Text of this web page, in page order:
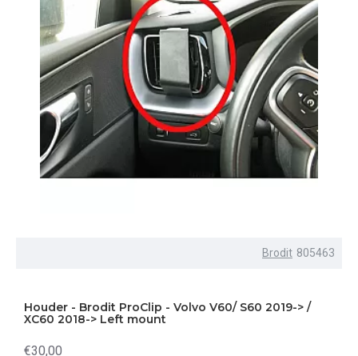
Brodit 805463
Houder - Brodit ProClip - Volvo V60/ S60 2019-> /
XC60 2018-> Left mount
€30,00